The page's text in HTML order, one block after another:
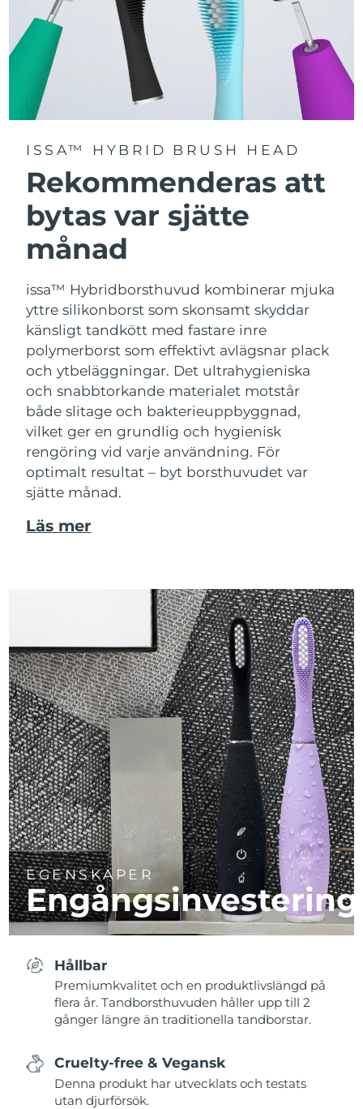
ISSA™ HYBRID BRUSH HEAD
Rekommenderas att
bytas var sjätte
månad
issa™ Hybridborsthuvud kombinerar mjuka
yttre silikonborst som skonsamt skyddar
känsligt tandkött med fastare inre
polymerborst som effektivt avlägsnar plack
och ytbeläggningar. Det ultrahygieniska
och snabbtorkande materialet motstår
både slitage och bakterieuppbyggnad,
vilket ger en grundlig och hygienisk
rengöring vid varje användning. För
optimalt resultat – byt borsthuvudet var
sjätte månad.
Läs mer
EGENSKAPER
Engångsinvestering
Hållbar
Premiumkvalitet och en produktlivslängd på
flera år. Tandborsthuvuden håller upp till 2
gånger längre än traditionella tandborstar.
Cruelty-free & Vegansk
Denna produkt har utvecklats och testats
utan djurförsök.